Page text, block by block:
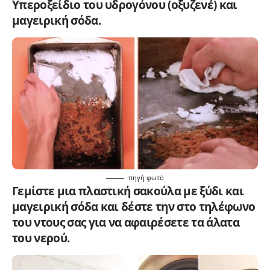
Υπεροξείδιο του υδρογόνου (οξυζενέ) και
μαγειρική σόδα.
πηγή φωτό
Γεμίστε μια πλαστική σακούλα με ξύδι και
μαγειρική σόδα και δέστε την στο τηλέφωνο
του ντους σας για να αφαιρέσετε τα άλατα
του νερού.